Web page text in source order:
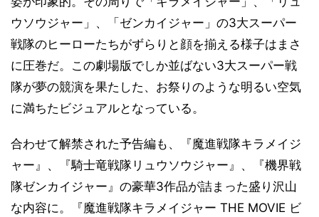
ウソウジャー」、「ゼンカイジャー」の3大スーパー
戦隊のヒーローたちがずらりと顔を揃える様子はまさ
に圧巻だ。この劇場版でしか並ばない3大スーパー戦
隊が夢の競演を果たした、お祭りのような明るい空気
に満ちたビジュアルとなっている。
合わせて解禁された予告編も、『魔進戦隊キラメイジ
ャー』、『騎士竜戦隊リュウソウジャー』、『機界戦
隊ゼンカイジャー』の豪華3作品が詰まった盛り沢山
な内容に。『魔進戦隊キラメイジャー THE MOVIE ビ